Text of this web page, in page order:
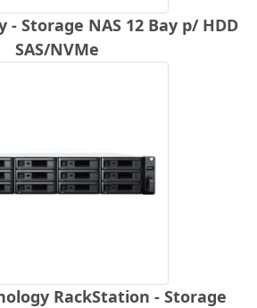
- Storage NAS 12 Bay p/ HDD
SAS/NVMe
RackStation - Storage